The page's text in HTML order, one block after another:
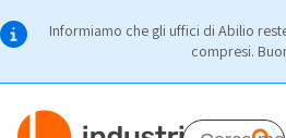
Informiamo che gli uffici di Abilio
compresi.